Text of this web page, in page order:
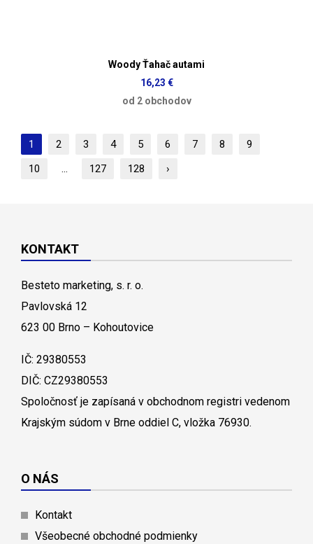
Woody Ťahač autami
16,23 €
od 2 obchodov
1 2 3 4 5 6 7 8
9
10
... 127 128 ›
KONTAKT
Besteto marketing, s. r. o.
Pavlovská 12
623 00 Brno – Kohoutovice
IČ: 29380553
DIČ: CZ29380553
Spoločnosť je zapísaná v obchodnom registri vedenom
Krajským súdom v Brne oddiel C, vložka 76930.
O NÁS
Kontakt
Všeobecné obchodné podmienky